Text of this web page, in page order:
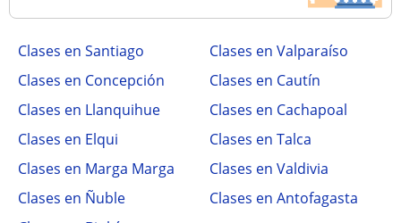
Clases en Santiago
Clases en Valparaíso
Clases en Concepción
Clases en Cautín
Clases en Llanquihue
Clases en Cachapoal
Clases en Elqui
Clases en Talca
Clases en Marga Marga
Clases en Valdivia
Clases en Ñuble
Clases en Antofagasta